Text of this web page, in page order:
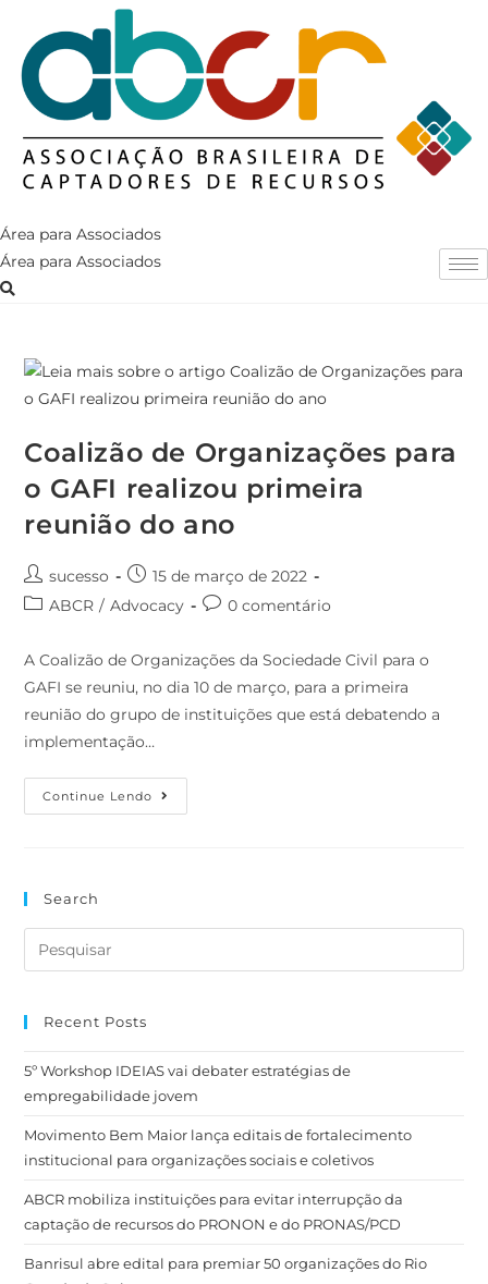
conteúdo
Área para Associados
Área para Associados
Coalizão de Organizações para
o GAFI realizou primeira
reunião do ano
Autor
do
sucesso
Post
publicado:
15 de março de 2022
Categoria
ABCR / Advocacy
Comentários
0 comentário
A Coalizão de Organizações da Sociedade Civil para o
GAFI se reuniu, no dia 10 de março, para a primeira
reunião do grupo de instituições que está debatendo a
implementação…
Continue Lendo Coalizão
De
Do
Search
Recent Posts
5º Workshop IDEIAS vai debater estratégias de
empregabilidade jovem
Movimento Bem Maior lança editais de fortalecimento
institucional para organizações sociais e coletivos
ABCR mobiliza instituições para evitar interrupção da
captação de recursos do PRONON e do PRONAS/PCD
Banrisul abre edital para premiar 50 organizações do Rio